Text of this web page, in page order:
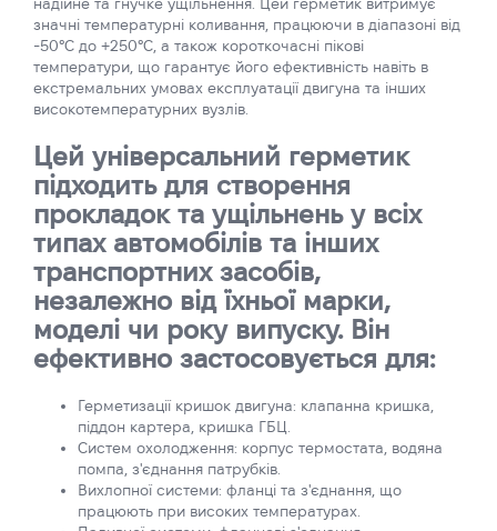
значні температурні коливання, працюючи в діапазоні від
-50°С до +250°С, а також короткочасні пікові
температури, що гарантує його ефективність навіть в
екстремальних умовах експлуатації двигуна та інших
високотемпературних вузлів.
Цей універсальний герметик
підходить для створення
прокладок та ущільнень у всіх
типах автомобілів та інших
транспортних засобів,
незалежно від їхньої марки,
моделі чи року випуску. Він
ефективно застосовується для:
Герметизації кришок двигуна: клапанна кришка,
піддон картера, кришка ГБЦ.
Систем охолодження: корпус термостата, водяна
помпа, з'єднання патрубків.
Вихлопної системи: фланці та з'єднання, що
працюють при високих температурах.